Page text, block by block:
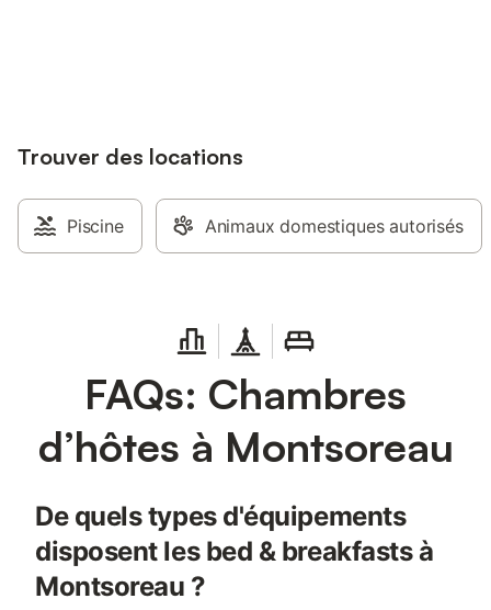
Trouver des locations
Piscine Animaux domestiques autorisés
FAQs: Chambres
d’hôtes à Montsoreau
De quels types d'équipements
disposent les bed & breakfasts à
Montsoreau ?